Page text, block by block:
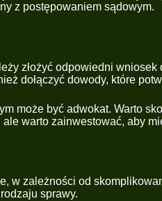
z postępowaniem sądowym.
złożyć odpowiedni
dołączyć dowody, które
może być adwokat. Warto
warto zainwestować, aby
zależności od
sprawy.